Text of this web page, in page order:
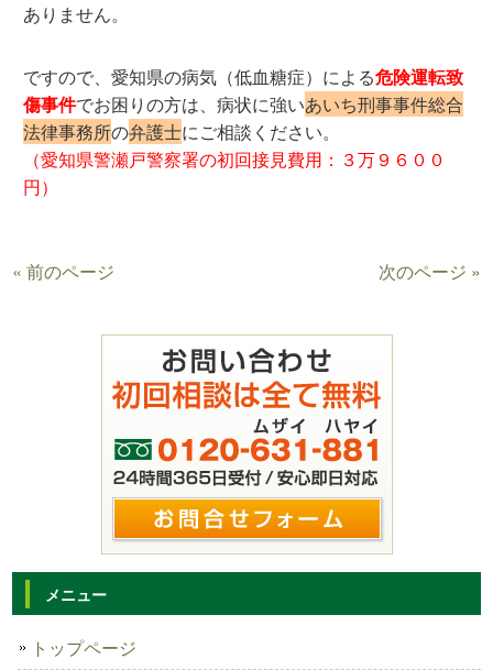
ありません。
ですので、愛知県の病気（低血糖症）による危険運転致
傷事件でお困りの方は、病状に強いあいち刑事事件総合
法律事務所の弁護士にご相談ください。
（愛知県警瀬戸警察署の初回接見費用：３万９６００
円）
« 前のページ 次のページ »
メニュー
トップページ